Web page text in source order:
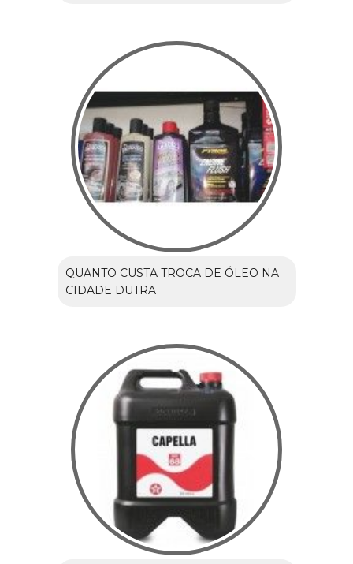
QUANTO CUSTA TROCA DE ÓLEO NA
CIDADE DUTRA